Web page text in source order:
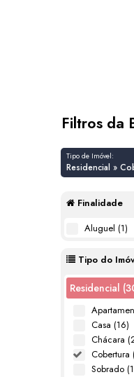
Filtros da
Tipo de Imóvel:
Residencial »
Finalidade
Aluguel (1)
Tipo do
Residencial
Casa (16)
Chácara
Cobertura
Sobrado